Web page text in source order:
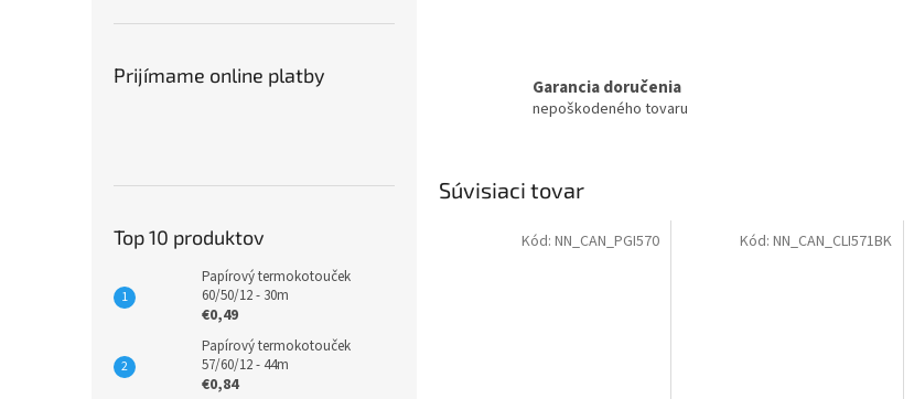
Prijímame online platby
Top 10 produktov
Papírový termokotouček
60/50/12 - 30m
€0,49
Papírový termokotouček
57/60/12 - 44m
€0,84
Garancia doručenia
nepoškodeného tovaru
Súvisiaci tovar
Kód: NN_CAN_PGI570 Kód: NN_CAN_CLI571BK